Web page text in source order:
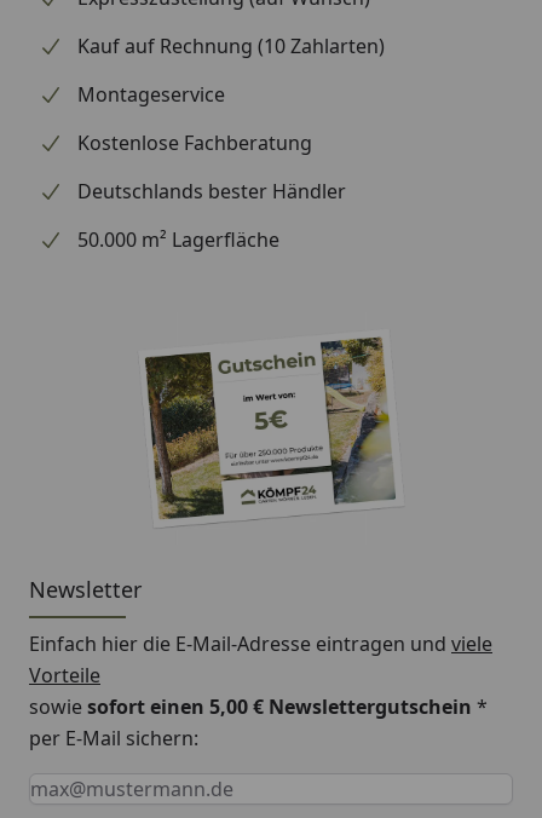
Kauf auf Rechnung (10 Zahlarten)
Montageservice
Kostenlose Fachberatung
Deutschlands bester Händler
50.000 m² Lagerfläche
Newsletter
Einfach hier die E-Mail-Adresse eintragen und viele
Vorteile
sowiesofort einen 5,00 € Newslettergutschein *
per E-Mail sichern:
Keine Eingabe erforderlich
Eingabe erforderlich
E-Mail *